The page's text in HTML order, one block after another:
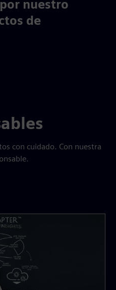
nuestro
de
con cuidado. Con nuestra